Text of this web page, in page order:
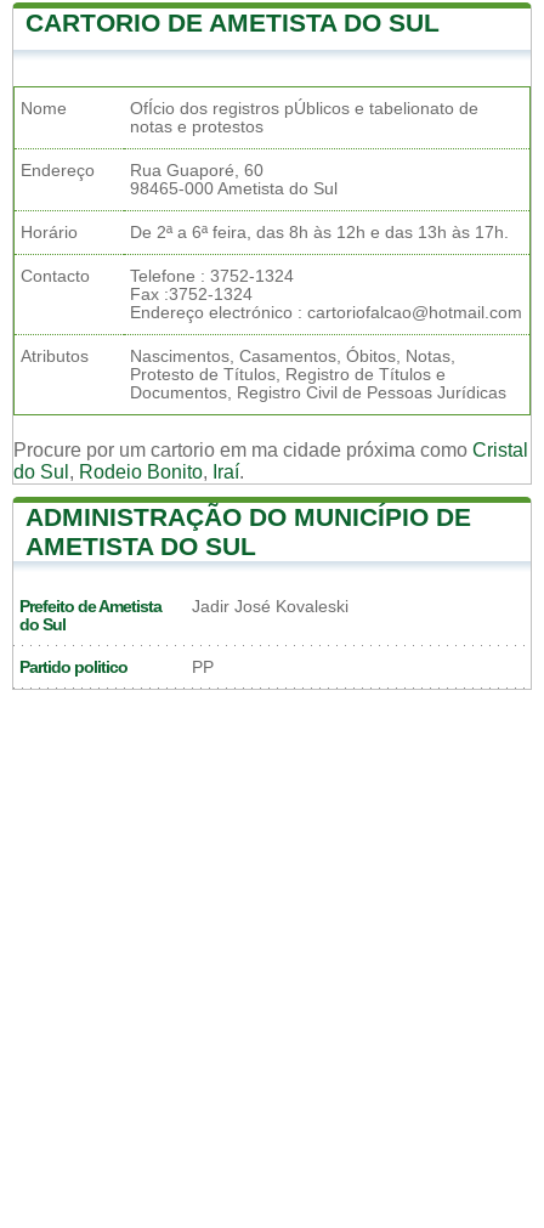
CARTORIO DE AMETISTA DO SUL
Nome
OfÍcio dos registros pÚblicos e tabelionato de
notas e protestos
Endereço
Rua Guaporé, 60
98465-000 Ametista do Sul
Horário De 2ª a 6ª feira, das 8h às 12h e das 13h às 17h.
Contacto
Telefone : 3752-1324
Fax :3752-1324
Endereço electrónico : cartoriofalcao@hotmail.com
Atributos
Nascimentos, Casamentos, Óbitos, Notas,
Protesto de Títulos, Registro de Títulos e
Documentos, Registro Civil de Pessoas Jurídicas
Procure por um cartorio em ma cidade próxima como Cristal
do Sul , Rodeio Bonito, Iraí.
ADMINISTRAÇÃO DO MUNICÍPIO DE
AMETISTA DO SUL
Prefeito de Ametista
do Sul
Jadir José Kovaleski
Partido politico PP